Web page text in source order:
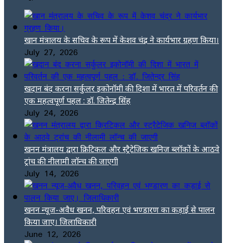
खान मंत्रालय के सचिव के रूप में केशव चंद्र ने कार्यभार ग्रहण किया।
July 27, 2026
खदान बंद करना सर्कुलर इकोनॉमी की दिशा में भारत में परिवर्तन की
एक महत्वपूर्ण पहल : डॉ. जितेन्द्र सिंह
July 24, 2026
खनन मंत्रालय द्वारा क्रिटिकल और स्ट्रैटेजिक खनिज ब्लॉकों के आठवे
ट्रांच की नीलामी लॉन्च की जाएगी
July 14, 2026
खनन न्यूज-अवैध खनन, परिवहन एवं भण्डारण का कड़ाई से पालन
किया जाए। जिलाधिकारी
June 12, 2026